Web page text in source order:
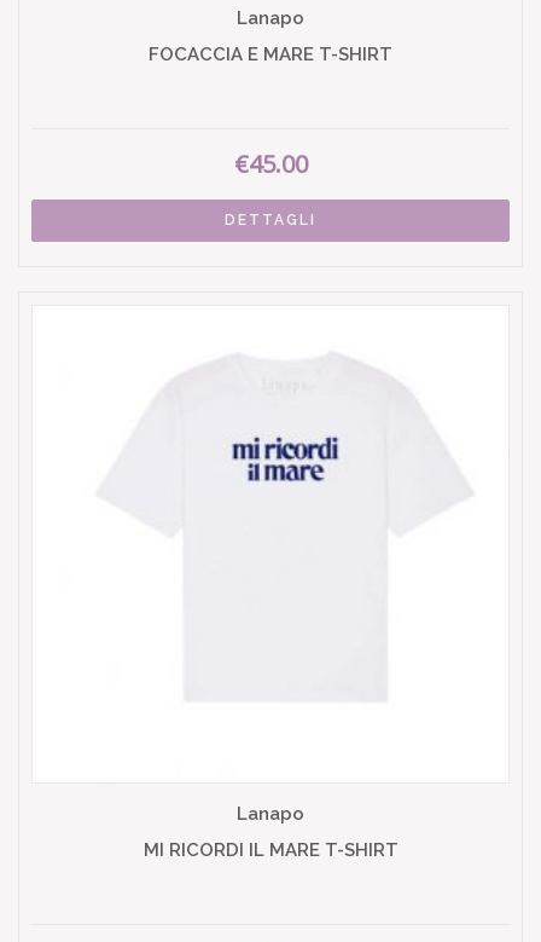
Lanapo
FOCACCIA E MARE T-SHIRT
€45.00
DETTAGLI
Lanapo
MI RICORDI IL MARE T-SHIRT